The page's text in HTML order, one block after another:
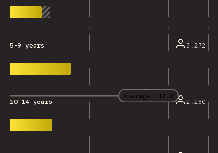
Average: 12.2
5-9 years 3,272
10-14 years 2,280